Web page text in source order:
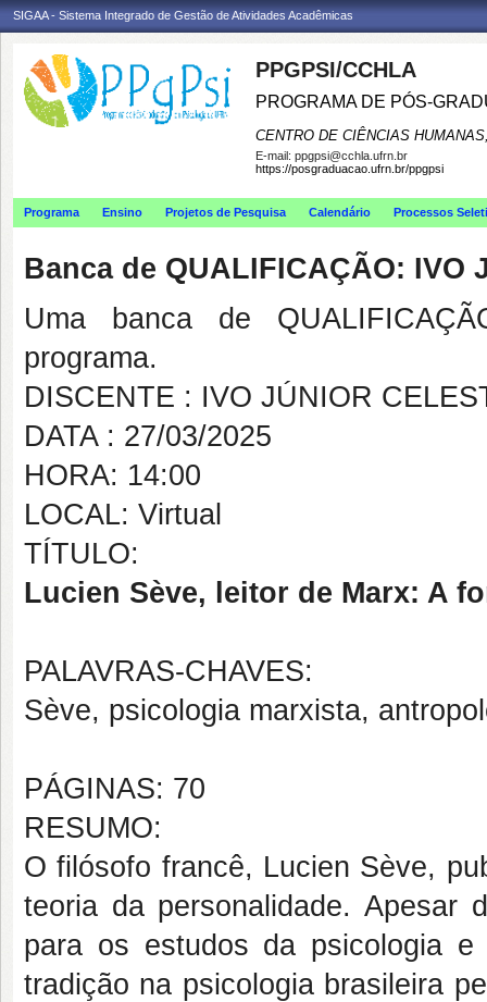
SIGAA - Sistema Integrado de Gestão de Atividades Acadêmicas
PPGPSI/CCHLA
PROGRAMA DE PÓS-
CENTRO DE CIÊNCIAS
E-mail: ppgpsi@cchla.ufrn.br
https://posgraduacao.ufrn.br/ppgpsi
Programa Ensino Projetos de Pesquisa Calendário Processos
Banca de QUALIFICAÇÃO: IVO
Uma banca de
programa.
DISCENTE : IVO JÚNIOR
DATA : 27/03/2025
HORA: 14:00
LOCAL: Virtual
TÍTULO:
Lucien Sève, leitor de Marx: A
PALAVRAS-CHAVES:
Sève, psicologia marxista,
PÁGINAS: 70
RESUMO:
O filósofo francê, Lucien Sève,
teoria da personalidade. Apesar
para os estudos da psicologia
tradição na psicologia brasileira